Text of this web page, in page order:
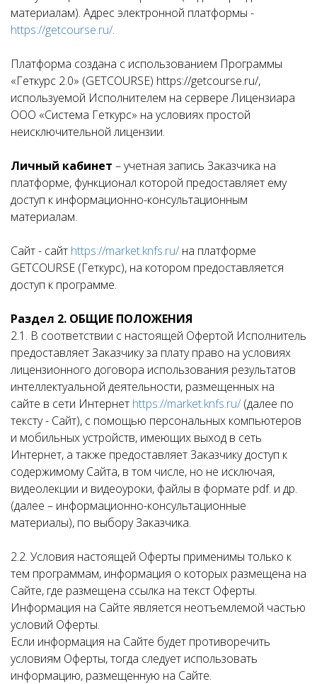
материалам). Адрес электронной платформы -
https://getcourse.ru/.
Платформа создана с использованием Программы
«Геткурс 2.0» (GETCOURSE) https://getcourse.ru/,
используемой Исполнителем на сервере Лицензиара
ООО «Система Геткурс» на условиях простой
неисключительной лицензии.
Личный кабинет – учетная запись Заказчика на
платформе, функционал которой предоставляет ему
доступ к информационно-консультационным
материалам.
Сайт - сайт https://market.knfs.ru/ на платформе
GETCOURSE (Геткурс), на котором предоставляется
доступ к программе.
Раздел 2. ОБЩИЕ ПОЛОЖЕНИЯ
2.1. В соответствии с настоящей Офертой Исполнитель
предоставляет Заказчику за плату право на условиях
лицензионного договора использования результатов
интеллектуальной деятельности, размещенных на
сайте в сети Интернет https://market.knfs.ru/ (далее по
тексту - Сайт), с помощью персональных компьютеров
и мобильных устройств, имеющих выход в сеть
Интернет, а также предоставляет Заказчику доступ к
содержимому Сайта, в том числе, но не исключая,
видеолекции и видеоуроки, файлы в формате pdf. и др.
(далее – информационно-консультационные
материалы), по выбору Заказчика.
2.2. Условия настоящей Оферты применимы только к
тем программам, информация о которых размещена на
Сайте, где размещена ссылка на текст Оферты.
Информация на Сайте является неотъемлемой частью
условий Оферты.
Если информация на Сайте будет противоречить
условиям Оферты, тогда следует использовать
информацию, размещенную на Сайте.